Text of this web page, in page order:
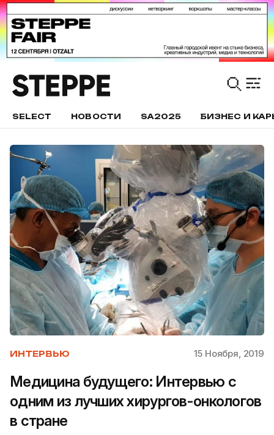
SELECT НОВОСТИ SA2025 БИЗНЕС И
ИНТЕРВЬЮ 15 Ноября, 2019
Медицина будущего: Интервью с
одним из лучших хирургов-онкологов
в стране